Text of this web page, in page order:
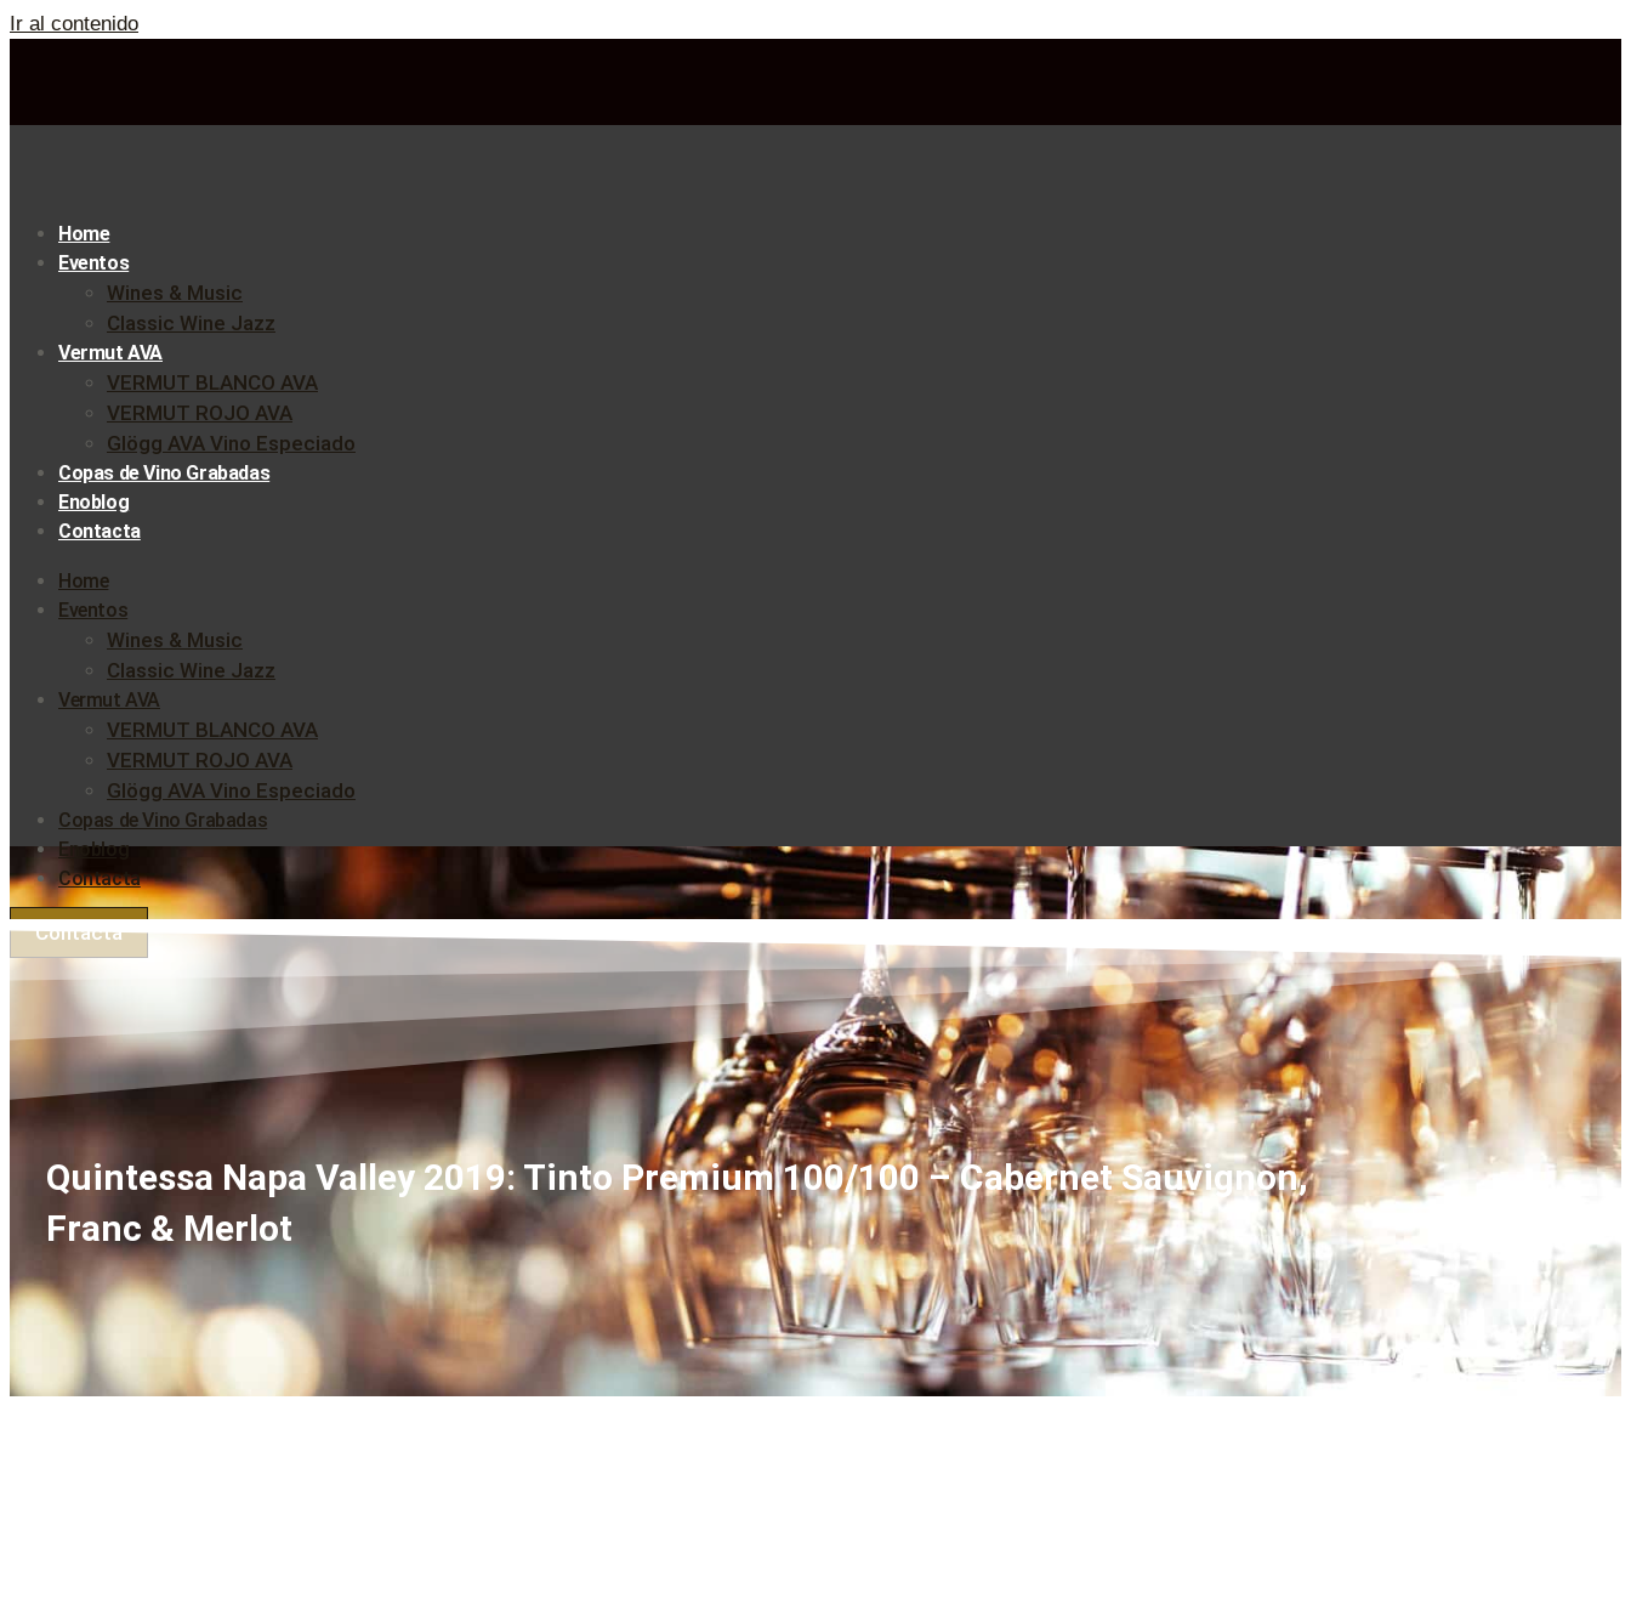
Ir al contenido
Home
Eventos
Wines & Music
Classic Wine Jazz
Vermut AVA
VERMUT BLANCO AVA
VERMUT ROJO AVA
Glögg AVA Vino Especiado
Copas de Vino Grabadas
Enoblog
Contacta
Home
Eventos
Wines & Music
Classic Wine Jazz
Vermut AVA
VERMUT BLANCO AVA
VERMUT ROJO AVA
Glögg AVA Vino Especiado
Copas de Vino Grabadas
Enoblog
Contacta
Contacta
Quintessa Napa Valley 2019: Tinto Premium 100/100 – Cabernet Sauvignon,
Franc & Merlot